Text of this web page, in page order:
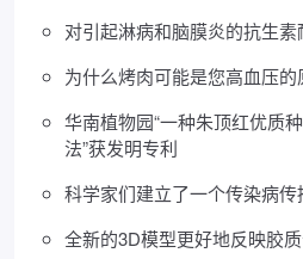
对引起淋病和脑膜炎的抗生
为什么烤肉可能是您高血压的
华南植物园“一种朱顶红优质
法”获发明专利
科学家们建立了一个传染病传
全新的3D模型更好地反映胶